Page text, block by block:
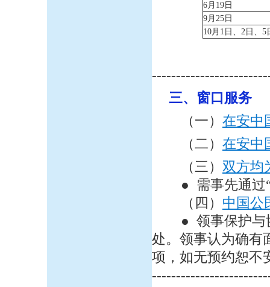
6月19日
9月25日
10月1日、2日、5
三、窗口服务
（一） 在安中
（二） 在安中
（三） 双方均
● 需事先通过“
（四） 中国公
● 领事保护与协
处。领事认为确有
项，如无预约恕不